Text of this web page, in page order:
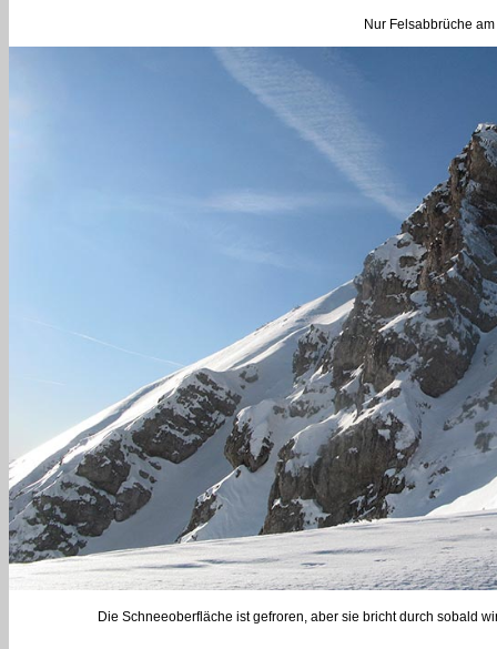
Nur Felsabbrüche
Die Schneeoberfläche ist gefroren, aber sie bricht durch sobald